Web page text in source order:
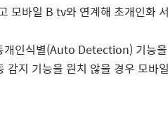
모바일 B tv와 연계해 초개인화
인식별(Auto Detection) 기능
감지 기능을 원치 않을 경우 모바일